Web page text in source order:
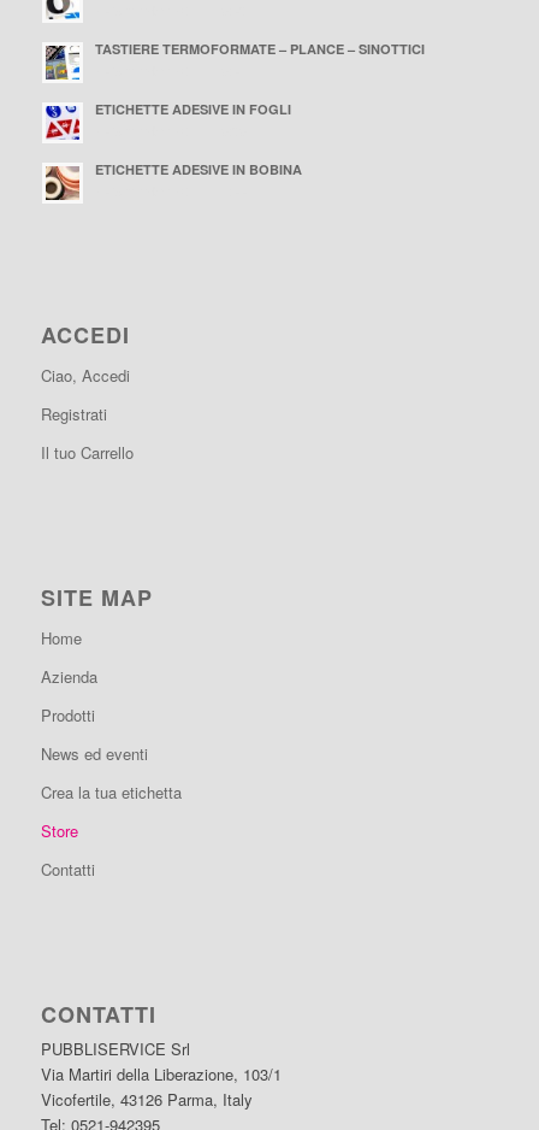
TASTIERE TERMOFORMATE – PLANCE – SINOTTICI
ETICHETTE ADESIVE IN FOGLI
ETICHETTE ADESIVE IN BOBINA
ACCEDI
Ciao, Accedi
Registrati
Il tuo Carrello
SITE MAP
Home
Azienda
Prodotti
News ed eventi
Crea la tua etichetta
Store
Contatti
CONTATTI
PUBBLISERVICE Srl
Via Martiri della Liberazione, 103/1
Vicofertile, 43126 Parma, Italy
Tel: 0521-942395